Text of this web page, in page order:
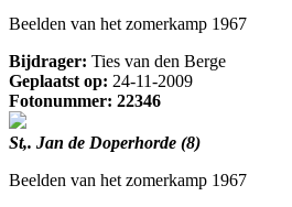
Beelden van het zomerkamp 1967
Bijdrager: Ties van den Berge
Geplaatst op: 24-11-2009
Fotonummer: 22346
St,. Jan de Doperhorde (8)
Beelden van het zomerkamp 1967